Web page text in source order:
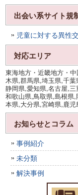
出会い系サイト規
児童に対する異性
対応エリア
東海地方・近畿地方・
木県,群馬県,埼玉県,千
静岡県,愛知県,名古屋,
和歌山県,鳥取県,島根県
本県,大分県,宮崎県,鹿
お知らせとコラム
事例紹介
未分類
解決事例